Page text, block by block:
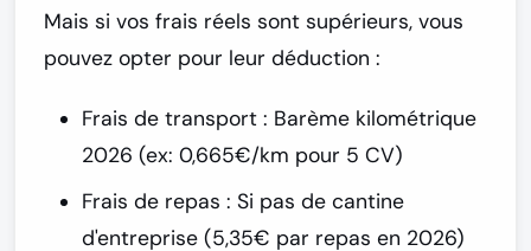
Mais si vos frais réels sont supérieurs, vous
pouvez opter pour leur déduction :
Frais de transport : Barème kilométrique
2026 (ex: 0,665€/km pour 5 CV)
Frais de repas : Si pas de cantine
d'entreprise (5,35€ par repas en 2026)